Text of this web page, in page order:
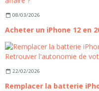
08/03/2026
22/02/2026